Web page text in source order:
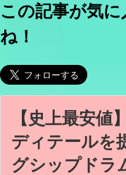
この記事が気
ね！
【史上最安値
ディテールを
グシップドラ